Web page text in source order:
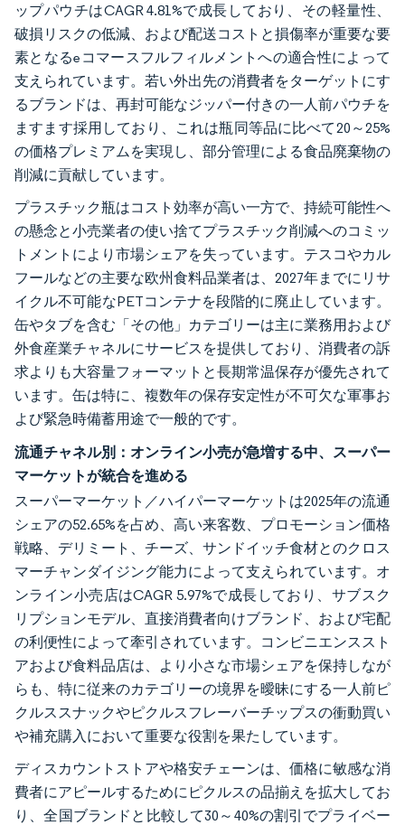
ップパウチはCAGR 4.81%で成長しており、その軽量性、
破損リスクの低減、および配送コストと損傷率が重要な要
素となるeコマースフルフィルメントへの適合性によって
支えられています。若い外出先の消費者をターゲットにす
るブランドは、再封可能なジッパー付きの一人前パウチを
ますます採用しており、これは瓶同等品に比べて20～25%
の価格プレミアムを実現し、部分管理による食品廃棄物の
削減に貢献しています。
プラスチック瓶はコスト効率が高い一方で、持続可能性へ
の懸念と小売業者の使い捨てプラスチック削減へのコミッ
トメントにより市場シェアを失っています。テスコやカル
フールなどの主要な欧州食料品業者は、2027年までにリサ
イクル不可能なPETコンテナを段階的に廃止しています。
缶やタブを含む「その他」カテゴリーは主に業務用および
外食産業チャネルにサービスを提供しており、消費者の訴
求よりも大容量フォーマットと長期常温保存が優先されて
います。缶は特に、複数年の保存安定性が不可欠な軍事お
よび緊急時備蓄用途で一般的です。
流通チャネル別：オンライン小売が急増する中、スーパー
マーケットが統合を進める
スーパーマーケット／ハイパーマーケットは2025年の流通
シェアの52.65%を占め、高い来客数、プロモーション価格
戦略、デリミート、チーズ、サンドイッチ食材とのクロス
マーチャンダイジング能力によって支えられています。オ
ンライン小売店はCAGR 5.97%で成長しており、サブスク
リプションモデル、直接消費者向けブランド、および宅配
の利便性によって牽引されています。コンビニエンススト
アおよび食料品店は、より小さな市場シェアを保持しなが
らも、特に従来のカテゴリーの境界を曖昧にする一人前ピ
クルススナックやピクルスフレーバーチップスの衝動買い
や補充購入において重要な役割を果たしています。
ディスカウントストアや格安チェーンは、価格に敏感な消
費者にアピールするためにピクルスの品揃えを拡大してお
り、全国ブランドと比較して30～40%の割引でプライベー